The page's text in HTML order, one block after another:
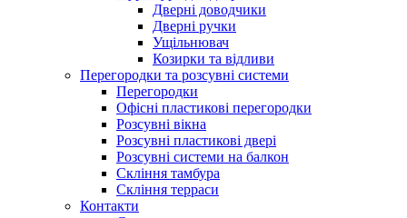
Дверні доводчики
Дверні ручки
Ущільнювач
Козирки та відливи
Перегородки та розсувні системи
Перегородки
Офісні пластикові перегородки
Розсувні вікна
Розсувні пластикові двері
Розсувні системи на балкон
Скління тамбура
Скління терраси
Контакти